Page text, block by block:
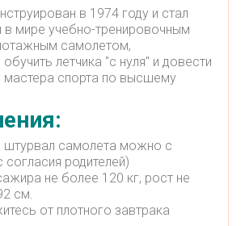
в 1974 году и стал
в мире учебно-тренировочным
самолетом,
летчика "с нуля" и довести
мастера спорта по высшему
штурвал самолета можно с
согласия родителей)
не более 120 кг, рост не
см.
от плотного завтрака